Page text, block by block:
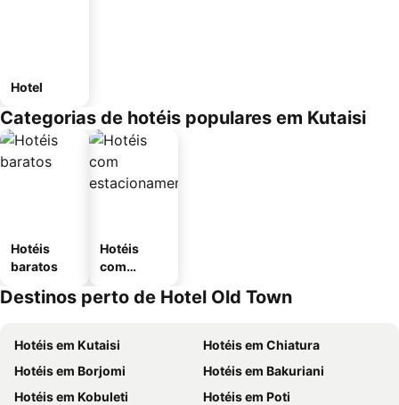
Hotel
Categorias de hotéis populares em Kutaisi
Hotéis
baratos
Hotéis
com
mento
Destinos perto de Hotel Old Town
Hotéis em Kutaisi
Hotéis em Chiatura
Hotéis em Borjomi
Hotéis em Bakuriani
Hotéis em Kobuleti
Hotéis em Poti